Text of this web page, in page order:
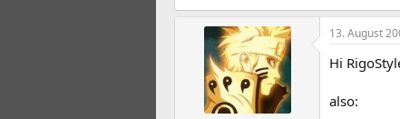
13. August
Hi
also: